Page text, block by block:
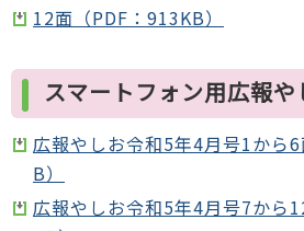
12面（PDF：913KB）
スマートフォン用広報や
広報やしお令和5年4月号1から
B）
広報やしお令和5年4月号7から